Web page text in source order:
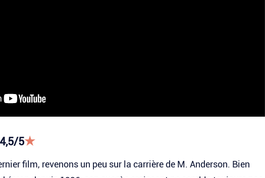
5★
film, revenons un peu sur la carrière de M. Anderson. Bien